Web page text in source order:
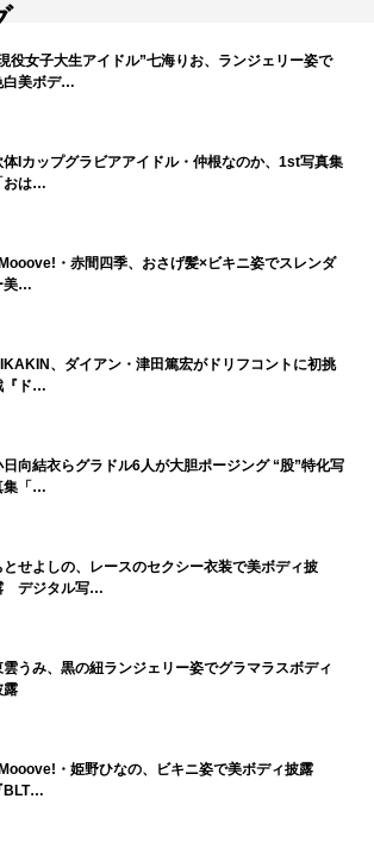
役女子大生アイドル”七海りお、ランジェリー姿で
白美ボデ…
体Iカップグラビアアイドル・仲根なのか、1st写真集
おは…
・赤間四季、おさげ髪×ビキニ姿でスレンダ
美…
、ダイアン・津田篤宏がドリフコントに初挑
『ド…
日向結衣らグラドル6人が大胆ポージング “股”特化写
集「…
とせよしの、レースのセクシー衣装で美ボディ披
デジタル写…
雲うみ、黒の紐ランジェリー姿でグラマラスボディ
露
・姫野ひなの、ビキニ姿で美ボディ披露
BLT…